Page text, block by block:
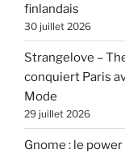
finlandais
30 juillet 2026
Strangelove –
conquiert Paris
Mode
29 juillet 2026
Gnome : le